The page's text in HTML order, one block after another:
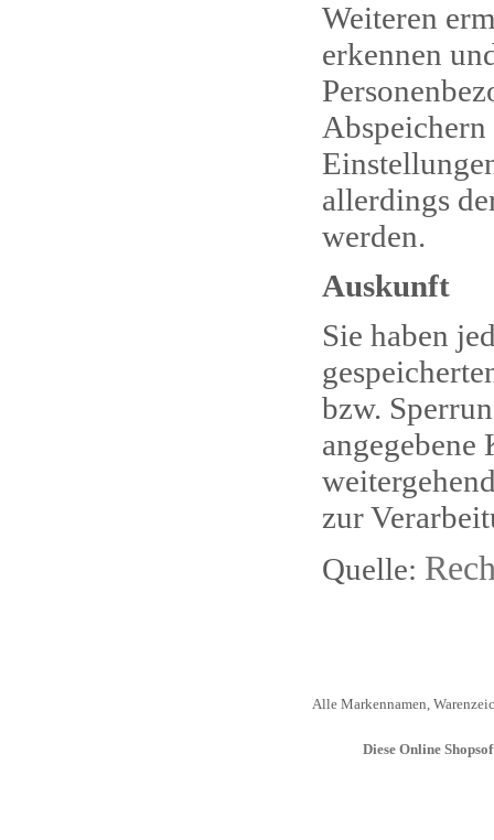
Weiteren
erkennen
allerdings
werden.
Auskunft
Sie haben
bzw.
angegebene
zur
Quelle:
Alle Markennamen,
Diese Online